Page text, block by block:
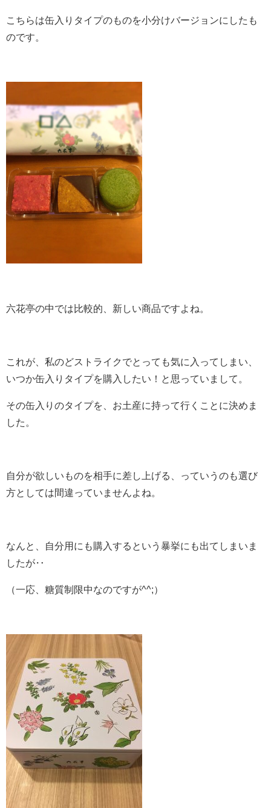
こちらは缶入りタイプのものを小分けバージョンにしたも
のです。
六花亭の中では比較的、新しい商品ですよね。
これが、私のどストライクでとっても気に入ってしまい、
いつか缶入りタイプを購入したい！と思っていまして。
その缶入りのタイプを、お土産に持って行くことに決めま
した。
自分が欲しいものを相手に差し上げる、っていうのも選び
方としては間違っていませんよね。
なんと、自分用にも購入するという暴挙にも出てしまいま
したが‥
（一応、糖質制限中なのですが^^;）